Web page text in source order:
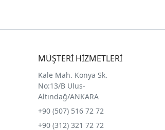
MÜŞTERİ HİZMETLERİ
Kale Mah. Konya Sk.
No:13/B Ulus-
Altındağ/ANKARA
+90 (507) 516 72 72
+90 (312) 321 72 72